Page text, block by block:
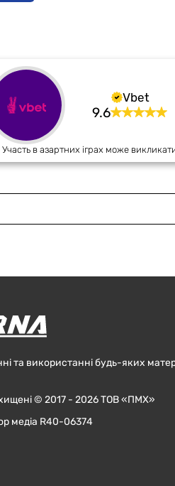
Vbet
9.6
Участь в азартних іграх може
та використанні будь-яких
© 2017 - 2026 ТОВ «ПМХ»
медіа R40-06374